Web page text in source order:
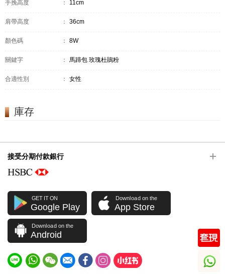
手挽高度 ： 11cm
肩帶高度 ： 36cm
顏色碼 ： 8W
關鍵字 ： 馬蹄包 玫瑰杜鵑粉
合適性別 ： 女性
庫存
接受分期付款銀行
GET IT ON
Google Play
Download on the
App Store
Download on the
Android